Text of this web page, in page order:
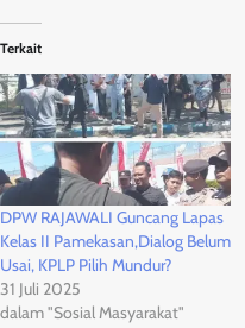
Terkait
DPW RAJAWALI Guncang Lapas
Kelas II Pamekasan,Dialog Belum
Usai, KPLP Pilih Mundur?
31 Juli 2025
dalam "Sosial Masyarakat"